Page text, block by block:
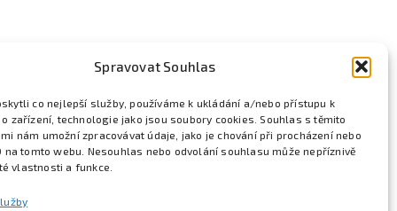
Spravovat Souhlas
co nejlepší služby, používáme k ukládání a/nebo přístupu k
zařízení, technologie jako jsou soubory cookies. Souhlas s těmito
nám umožní zpracovávat údaje, jako je chování při procházení nebo
na tomto webu. Nesouhlas nebo odvolání souhlasu může nepříznivě
vlastnosti a funkce.